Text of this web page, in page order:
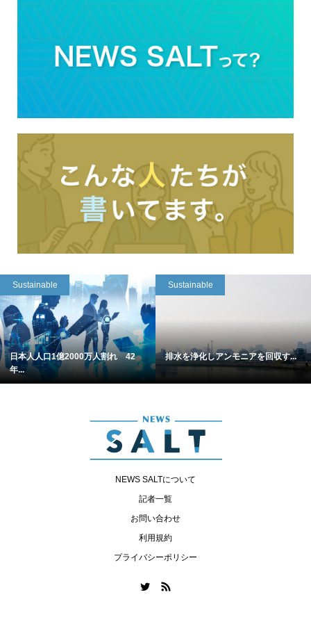
Sustainable
日本人人口1億2000万人割れ 42
年...
Sustainable
排水を浄化しアンモニアを回収す...
NEWS SALTについて
記者一覧
お問い合わせ
利用規約
プライバシーポリシー